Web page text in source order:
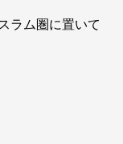
ラム圏に置いて